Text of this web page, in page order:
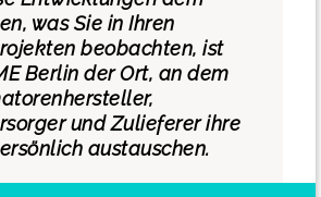
was Sie in Ihren
beobachten, ist
Berlin der Ort, an dem
und Zulieferer ihre
austauschen.